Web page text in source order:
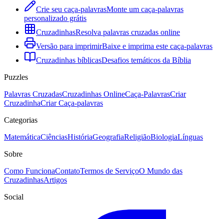
Crie seu caça-palavrasMonte um caça-palavras
personalizado grátis
CruzadinhasResolva palavras cruzadas online
Versão para imprimirBaixe e imprima este caça-palavras
Cruzadinhas bíblicasDesafios temáticos da Bíblia
Puzzles
Palavras CruzadasCruzadinhas OnlineCaça-PalavrasCriar
CruzadinhaCriar Caça-palavras
Categorias
MatemáticaCiênciasHistóriaGeografiaReligiãoBiologiaLínguas
Sobre
Como FuncionaContatoTermos de ServiçoO Mundo das
CruzadinhasArtigos
Social